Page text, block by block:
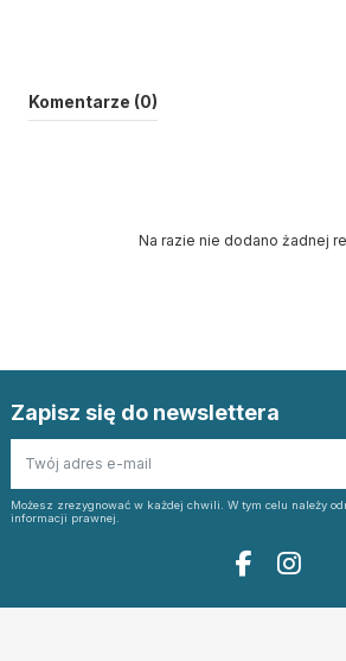
Komentarze (0)
Na razie nie dodano żadnej
Zapisz się do newslettera
Możesz zrezygnować w każdej chwili. W tym celu należy
informacji prawnej.